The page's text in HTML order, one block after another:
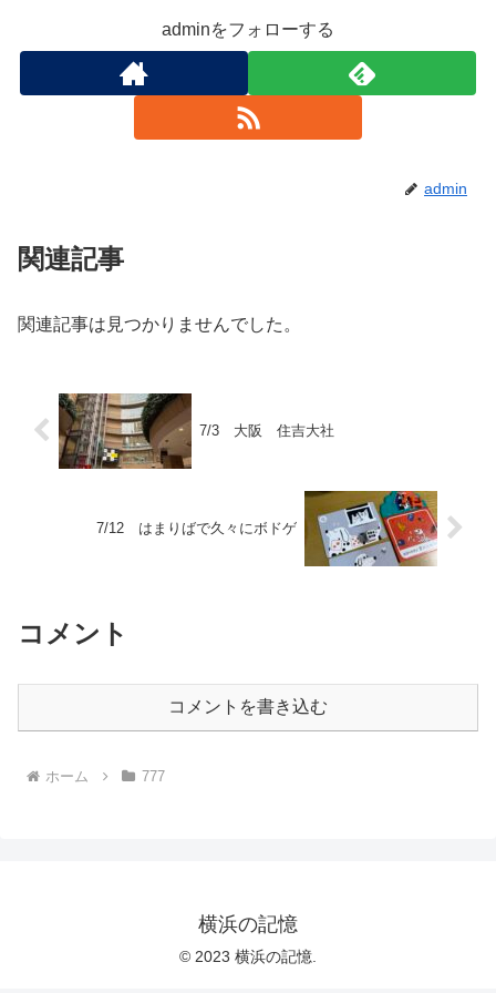
adminをフォローする
admin
関連記事
関連記事は見つかりませんでした。
7/3 大阪 住吉大社
7/12 はまりばで久々にボドゲ
コメント
コメントを書き込む
ホーム 777
横浜の記憶
© 2023 横浜の記憶.